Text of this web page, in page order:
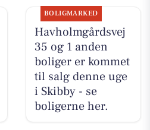
BOLIGMARKED
Havholmgårdsvej
35 og 1 anden
boliger er kommet
til salg denne uge
i Skibby - se
boligerne her.